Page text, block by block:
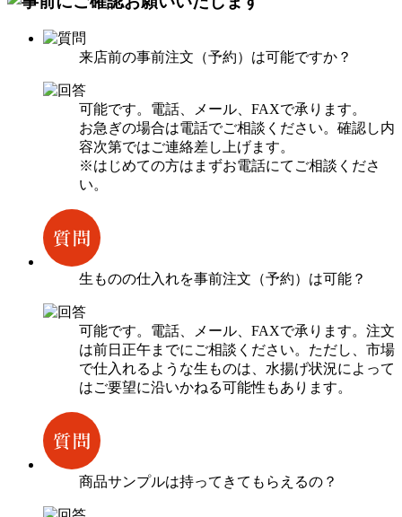
来店前の事前注文（予約）は可能ですか？
可能です。電話、メール、FAXで承ります。
お急ぎの場合は電話でご相談ください。確認し内
容次第ではご連絡差し上げます。
※はじめての方はまずお電話にてご相談くださ
い。
生ものの仕入れを事前注文（予約）は可能？
可能です。電話、メール、FAXで承ります。注文
は前日正午までにご相談ください。ただし、市場
で仕入れるような生ものは、水揚げ状況によって
はご要望に沿いかねる可能性もあります。
商品サンプルは持ってきてもらえるの？